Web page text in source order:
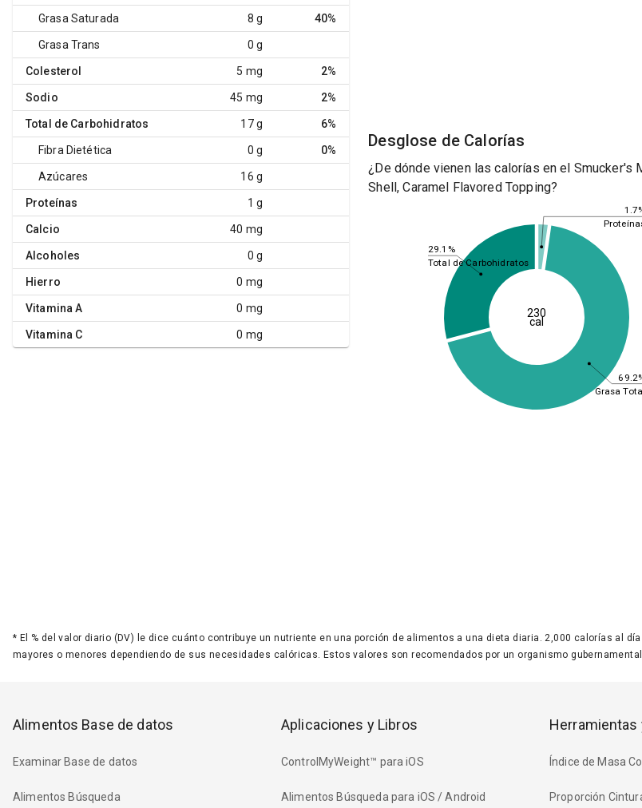
Grasa Saturada 8 g 40%
Grasa Trans 0 g
Colesterol 5 mg 2%
Sodio 45 mg 2%
Total de Carbohidratos 17 g 6%
Fibra Dietética 0 g 0%
Azúcares 16 g
Proteínas 1 g
Calcio 40 mg
Alcoholes 0 g
Hierro 0 mg
Vitamina A 0 mg
Vitamina C 0 mg
Desglose de Calorías
¿De dónde vienen las calorías en el Smucker's
Shell, Caramel Flavored Topping?
29.1%
Grasa
Total de Carbohidratos
230
cal
* El % del valor diario (DV) le dice cuánto contribuye un nutriente en una porción de alimentos a una dieta diaria. 2,000 calorías al
mayores o menores dependiendo de sus necesidades calóricas. Estos valores son recomendados por un organismo
Alimentos Base de datos
Examinar Base de datos
Alimentos Búsqueda
Aplicaciones y Libros
ControlMyWeight™ para iOS
Alimentos Búsqueda para iOS / Android
Herramientas
Índice de Masa
Proporción